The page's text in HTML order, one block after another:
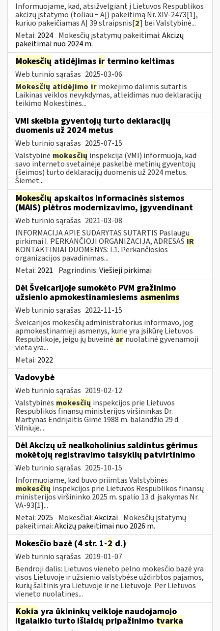
Informuojame, kad, atsižvelgiant į Lietuvos Respublikos
akcizų įstatymo (toliau − AĮ) pakeitimą Nr. XIV-2473[1],
kuriuo pakeičiamas AĮ 39 straipsnis[2] bei Valstybinė...
Metai: 2024 Mokesčių įstatymų pakeitimai:Akcizų
pakeitimai nuo 2024 m.
Mokesčių atidėjimas ir termino keitimas
Web turinio sąrašas 2025-03-06
Mokesčių atidėjimo ir mokėjimo dalimis sutartis
Laikinas veiklos nevykdymas, atleidimas nuo deklaracijų
teikimo Mokestinės...
VMI skelbia gyventojų turto deklaracijų
duomenis už 2024 metus
Web turinio sąrašas 2025-07-15
Valstybinė mokesčių inspekcija (VMI) informuoja, kad
savo interneto svetainėje paskelbė metinių gyventojų
(šeimos) turto deklaracijų duomenis už 2024 metus.
Šiemet...
Mokesčių apskaitos informacinės sistemos
(MAIS) plėtros modernizavimo, įgyvendinant
Web turinio sąrašas 2021-03-08
INFORMACIJA APIE SUDARYTAS SUTARTIS Paslaugų
pirkimai I. PERKANČIOJI ORGANIZACIJA, ADRESAS IR
KONTAKTINIAI DUOMENYS: I.1. Perkančiosios
organizacijos pavadinimas...
Metai: 2021 Pagrindinis:Viešieji pirkimai
Dėl Šveicarijoje sumokėto PVM grąžinimo
užsienio apmokestinamiesiems asmenims
Web turinio sąrašas 2022-11-15
Šveicarijos mokesčių administratorius informavo, jog
apmokestinamieji asmenys, kurie yra įsikūrę Lietuvos
Respublikoje, jeigu jų buveinė ar nuolatinė gyvenamoji
vieta yra...
Metai: 2022
Vadovybė
Web turinio sąrašas 2019-02-12
Valstybinės mokesčių inspekcijos prie Lietuvos
Respublikos finansų ministerijos viršininkas Dr.
Martynas Endrijaitis Gimė 1988 m. balandžio 29 d.
Vilniuje...
Dėl Akcizų už nealkoholinius saldintus gėrimus
mokėtojų registravimo taisyklių patvirtinimo
Web turinio sąrašas 2025-10-15
Informuojame, kad buvo priimtas Valstybinės
mokesčių inspekcijos prie Lietuvos Respublikos finansų
ministerijos viršininko 2025 m. spalio 13 d. įsakymas Nr.
VA-93[1]...
Metai: 2025 Mokesčiai:Akcizai Mokesčių įstatymų
pakeitimai:Akcizų pakeitimai nuo 2026 m.
Mokesčio bazė (4 str. 1-2 d.)
Web turinio sąrašas 2019-01-07
Bendroji dalis: Lietuvos vieneto pelno mokesčio bazė yra
visos Lietuvoje ir užsienio valstybėse uždirbtos pajamos,
kurių šaltinis yra Lietuvoje ir ne Lietuvoje. Per Lietuvos
vieneto nuolatines...
Kokia yra ūkininkų veikloje naudojamojo
ilgalaikio turto išlaidų pripažinimo tvarka